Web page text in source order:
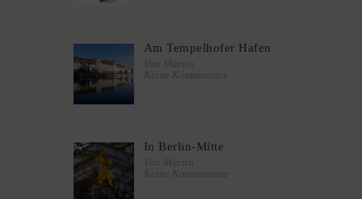
Am Tempelhofer Hafen
Von Martin
Keine Kommentare
In Berlin-Mitte
Von Martin
Keine Kommentare